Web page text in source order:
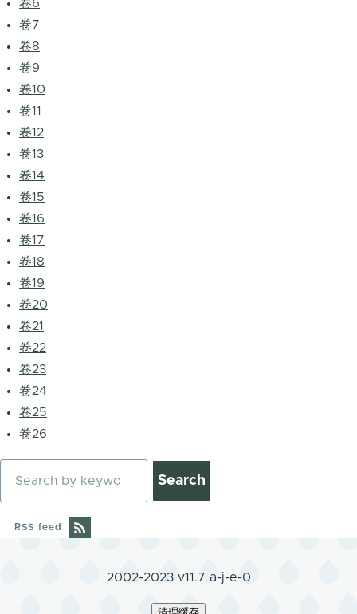
卷6
卷7
卷8
卷9
卷10
卷11
卷12
卷13
卷14
卷15
卷16
卷17
卷18
卷19
卷20
卷21
卷22
卷23
卷24
卷25
卷26
RSS feed
2002-2023 v11.7 a-j-e-0